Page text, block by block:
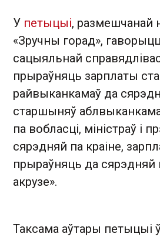
У петыцыі, размешчанай
«Зручны горад»,
сацыяльнай
прыраўняць зарплаты
райвыканкамаў да
старшыняў
па вобласці, міністраў і
сярэдняй па краіне,
прыраўняць да сярэдняй
акрузе».
Таксама аўтары петыцыі